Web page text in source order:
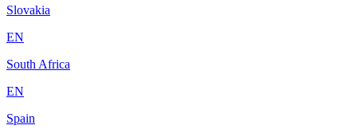
Slovakia
EN
South Africa
EN
Spain